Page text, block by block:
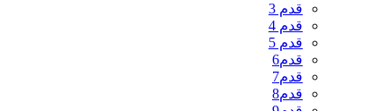
قدم 3
قدم 4
قدم 5
قدم6
قدم7
قدم8